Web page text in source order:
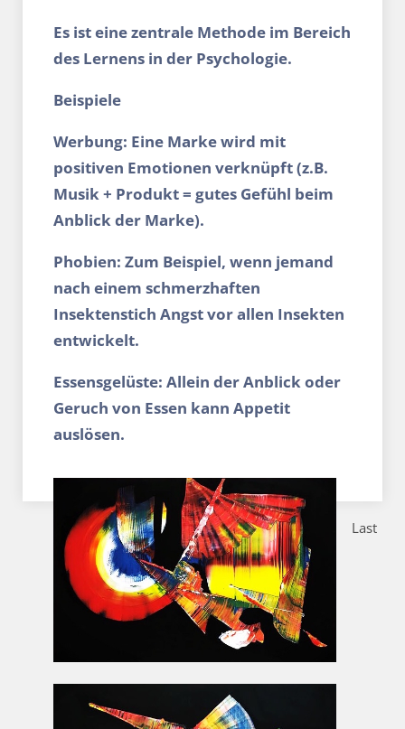
Es ist eine zentrale Methode im Bereich
des Lernens in der Psychologie.
Beispiele
Werbung: Eine Marke wird mit
positiven Emotionen verknüpft (z.B.
Musik + Produkt = gutes Gefühl beim
Anblick der Marke).
Phobien: Zum Beispiel, wenn jemand
nach einem schmerzhaften
Insektenstich Angst vor allen Insekten
entwickelt.
Essensgelüste: Allein der Anblick oder
Geruch von Essen kann Appetit
auslösen.
Last